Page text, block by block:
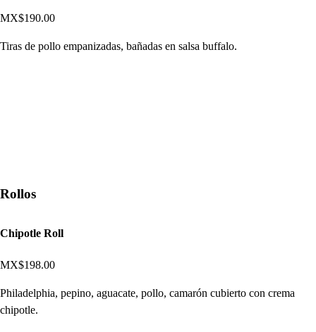
MX$190.00
Tiras de pollo empanizadas, bañadas en salsa buffalo.
Rollos
Chipotle Roll
MX$198.00
Philadelphia, pepino, aguacate, pollo, camarón cubierto con crema
chipotle.